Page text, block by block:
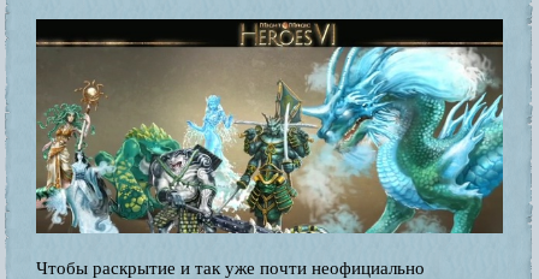
Чтобы раскрытие и так уже почти неофициально